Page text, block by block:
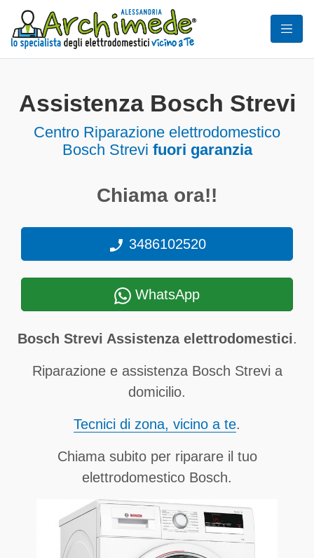
Assistenza Bosch Strevi
Centro Riparazione elettrodomestico
Bosch Strevi fuori garanzia
Chiama ora!!
3486102520
WhatsApp
Bosch Strevi Assistenza elettrodomestici.
Riparazione e assistenza Bosch Strevi a
domicilio.
Tecnici di zona, vicino a te.
Chiama subito per riparare il tuo
elettrodomestico Bosch.